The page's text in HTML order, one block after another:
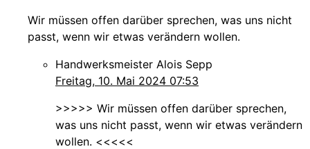
Wir müssen offen darüber sprechen, was uns nicht
passt, wenn wir etwas verändern wollen.
Handwerksmeister Alois Sepp
Freitag, 10. Mai 2024 07:53
>>>>> Wir müssen offen darüber sprechen,
was uns nicht passt, wenn wir etwas verändern
wollen. <<<<<